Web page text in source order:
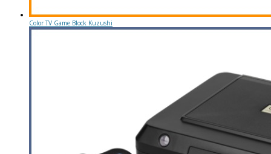
Color TV Game Block Kuzushi